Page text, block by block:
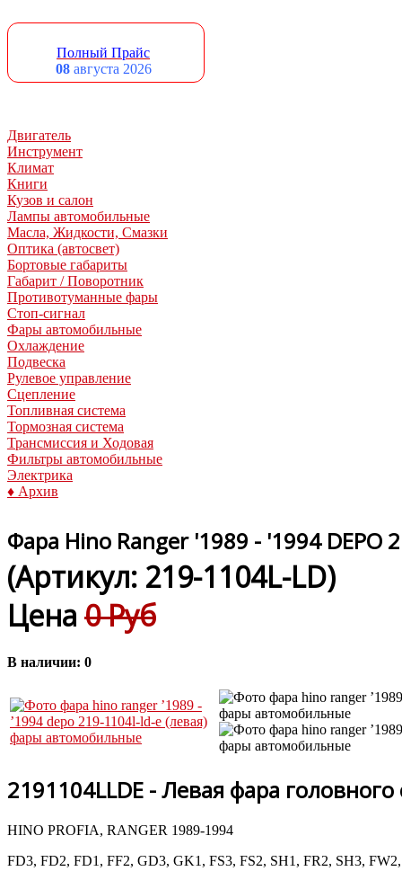
Полный Прайс
08августа 2026
Двигатель
Инструмент
Климат
Книги
Кузов и салон
Лампы автомобильные
Масла, Жидкости, Смазки
Оптика (автосвет)
Бортовые габариты
Габарит / Поворотник
Противотуманные фары
Стоп-сигнал
Фары автомобильные
Охлаждение
Подвеска
Рулевое управление
Сцепление
Топливная система
Тормозная система
Трансмиссия и Ходовая
Фильтры автомобильные
Электрика
♦ Архив
Фара Hino Ranger '1989 - '1994 DEPO
(Артикул: 219-1104L-LD)
Цена 0 Руб
В наличии: 0
2191104LLDE - Левая фара головного
HINO PROFIA, RANGER 1989-1994
FD3, FD2, FD1, FF2, GD3, GK1, FS3, FS2, SH1, FR2, SH3,